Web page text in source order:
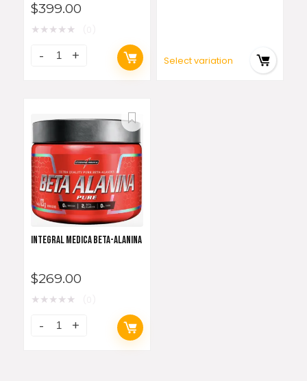
$399.00
★★★★★
Select variation
INTEGRAL MEDICA BETA-ALANINA
$269.00
★★★★★